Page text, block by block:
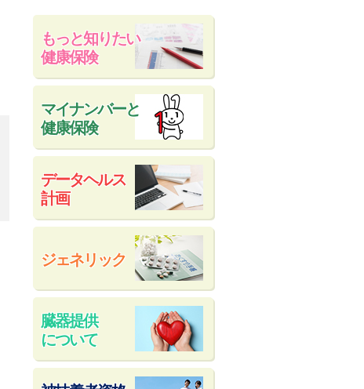
もっと知りたい
健康保険
データヘルス
計画
ジェネリック
臓器提供
について
マイナンバーと
健康保険